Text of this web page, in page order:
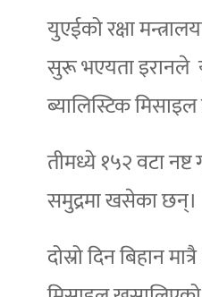
युएईको रक्षा
सुरू भएयता इरानले
ब्यालिस्टिक मिसाइल
तीमध्ये १५२ वटा
समुद्रमा खसेका छन्।
दोस्रो दिन बिहान